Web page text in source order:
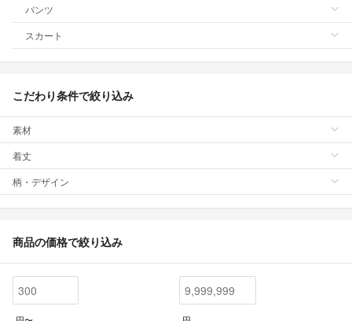
パンツ
スカート
こだわり条件で絞り込み
素材
着丈
柄・デザイン
商品の価格で絞り込み